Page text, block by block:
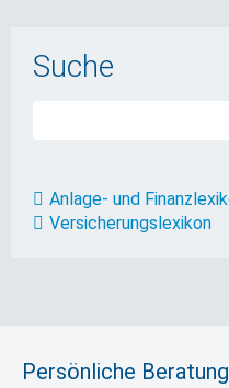
Suche
Anlage- und
Versicherungslexikon
Persönliche Beratung